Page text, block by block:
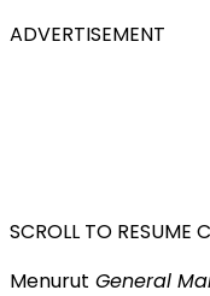
ADVERTISEMENT
SCROLL TO RESUME
Menurut General